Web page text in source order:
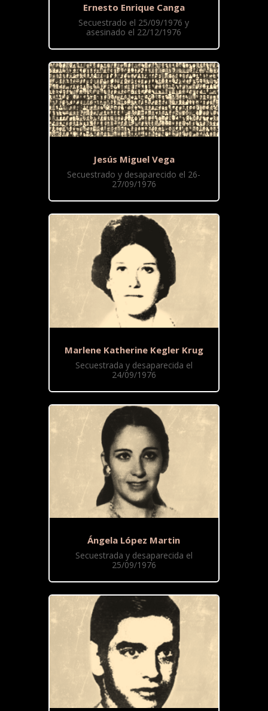
Ernesto Enrique Canga
Secuestrado el 25/09/1976 y
asesinado el 22/12/1976
Jesús Miguel Vega
Secuestrado y desaparecido el 26-
27/09/1976
Marlene Katherine Kegler Krug
Secuestrada y desaparecida el
24/09/1976
Ángela López Martin
Secuestrada y desaparecida el
25/09/1976